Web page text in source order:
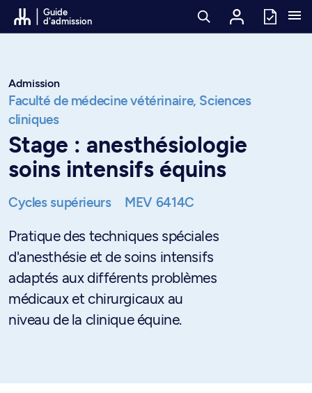
Passer au contenu
Guide
d'admission
Admission
Faculté de médecine vétérinaire, Sciences
cliniques
Stage : anesthésiologie
soins intensifs équins
Cycles supérieurs MEV 6414C
Pratique des techniques spéciales
d'anesthésie et de soins intensifs
adaptés aux différents problèmes
médicaux et chirurgicaux au
niveau de la clinique équine.